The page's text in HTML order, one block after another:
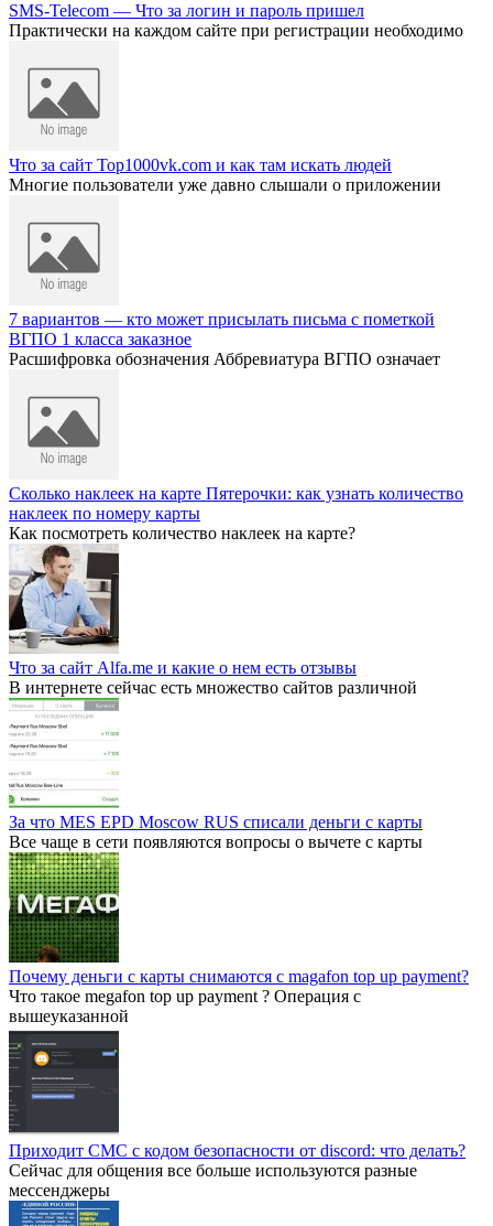
SMS-Telecom — Что за логин и пароль пришел
Практически на каждом сайте при регистрации необходимо
Что за сайт Top1000vk.com и как там искать людей
Многие пользователи уже давно слышали о приложении
7 вариантов — кто может присылать письма с пометкой
ВГПО 1 класса заказное
Расшифровка обозначения Аббревиатура ВГПО означает
Сколько наклеек на карте Пятерочки: как узнать количество
наклеек по номеру карты
Как посмотреть количество наклеек на карте?
Что за сайт Alfa.me и какие о нем есть отзывы
В интернете сейчас есть множество сайтов различной
За что MES EPD Moscow RUS списали деньги с карты
Все чаще в сети появляются вопросы о вычете с карты
Почему деньги с карты снимаются с magafon top up payment?
Что такое megafon top up payment ? Операция с
вышеуказанной
Приходит СМС с кодом безопасности от discord: что делать?
Сейчас для общения все больше используются разные
мессенджеры